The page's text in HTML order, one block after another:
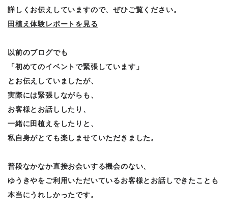
詳しくお伝えしていますので、ぜひご覧ください。
田植え体験レポートを見る
以前のブログでも
「初めてのイベントで緊張しています」
とお伝えしていましたが、
実際には緊張しながらも、
お客様とお話ししたり、
一緒に田植えをしたりと、
私自身がとても楽しませていただきました。
普段なかなか直接お会いする機会のない、
ゆうきやをご利用いただいているお客様とお話しできたことも
本当にうれしかったです。